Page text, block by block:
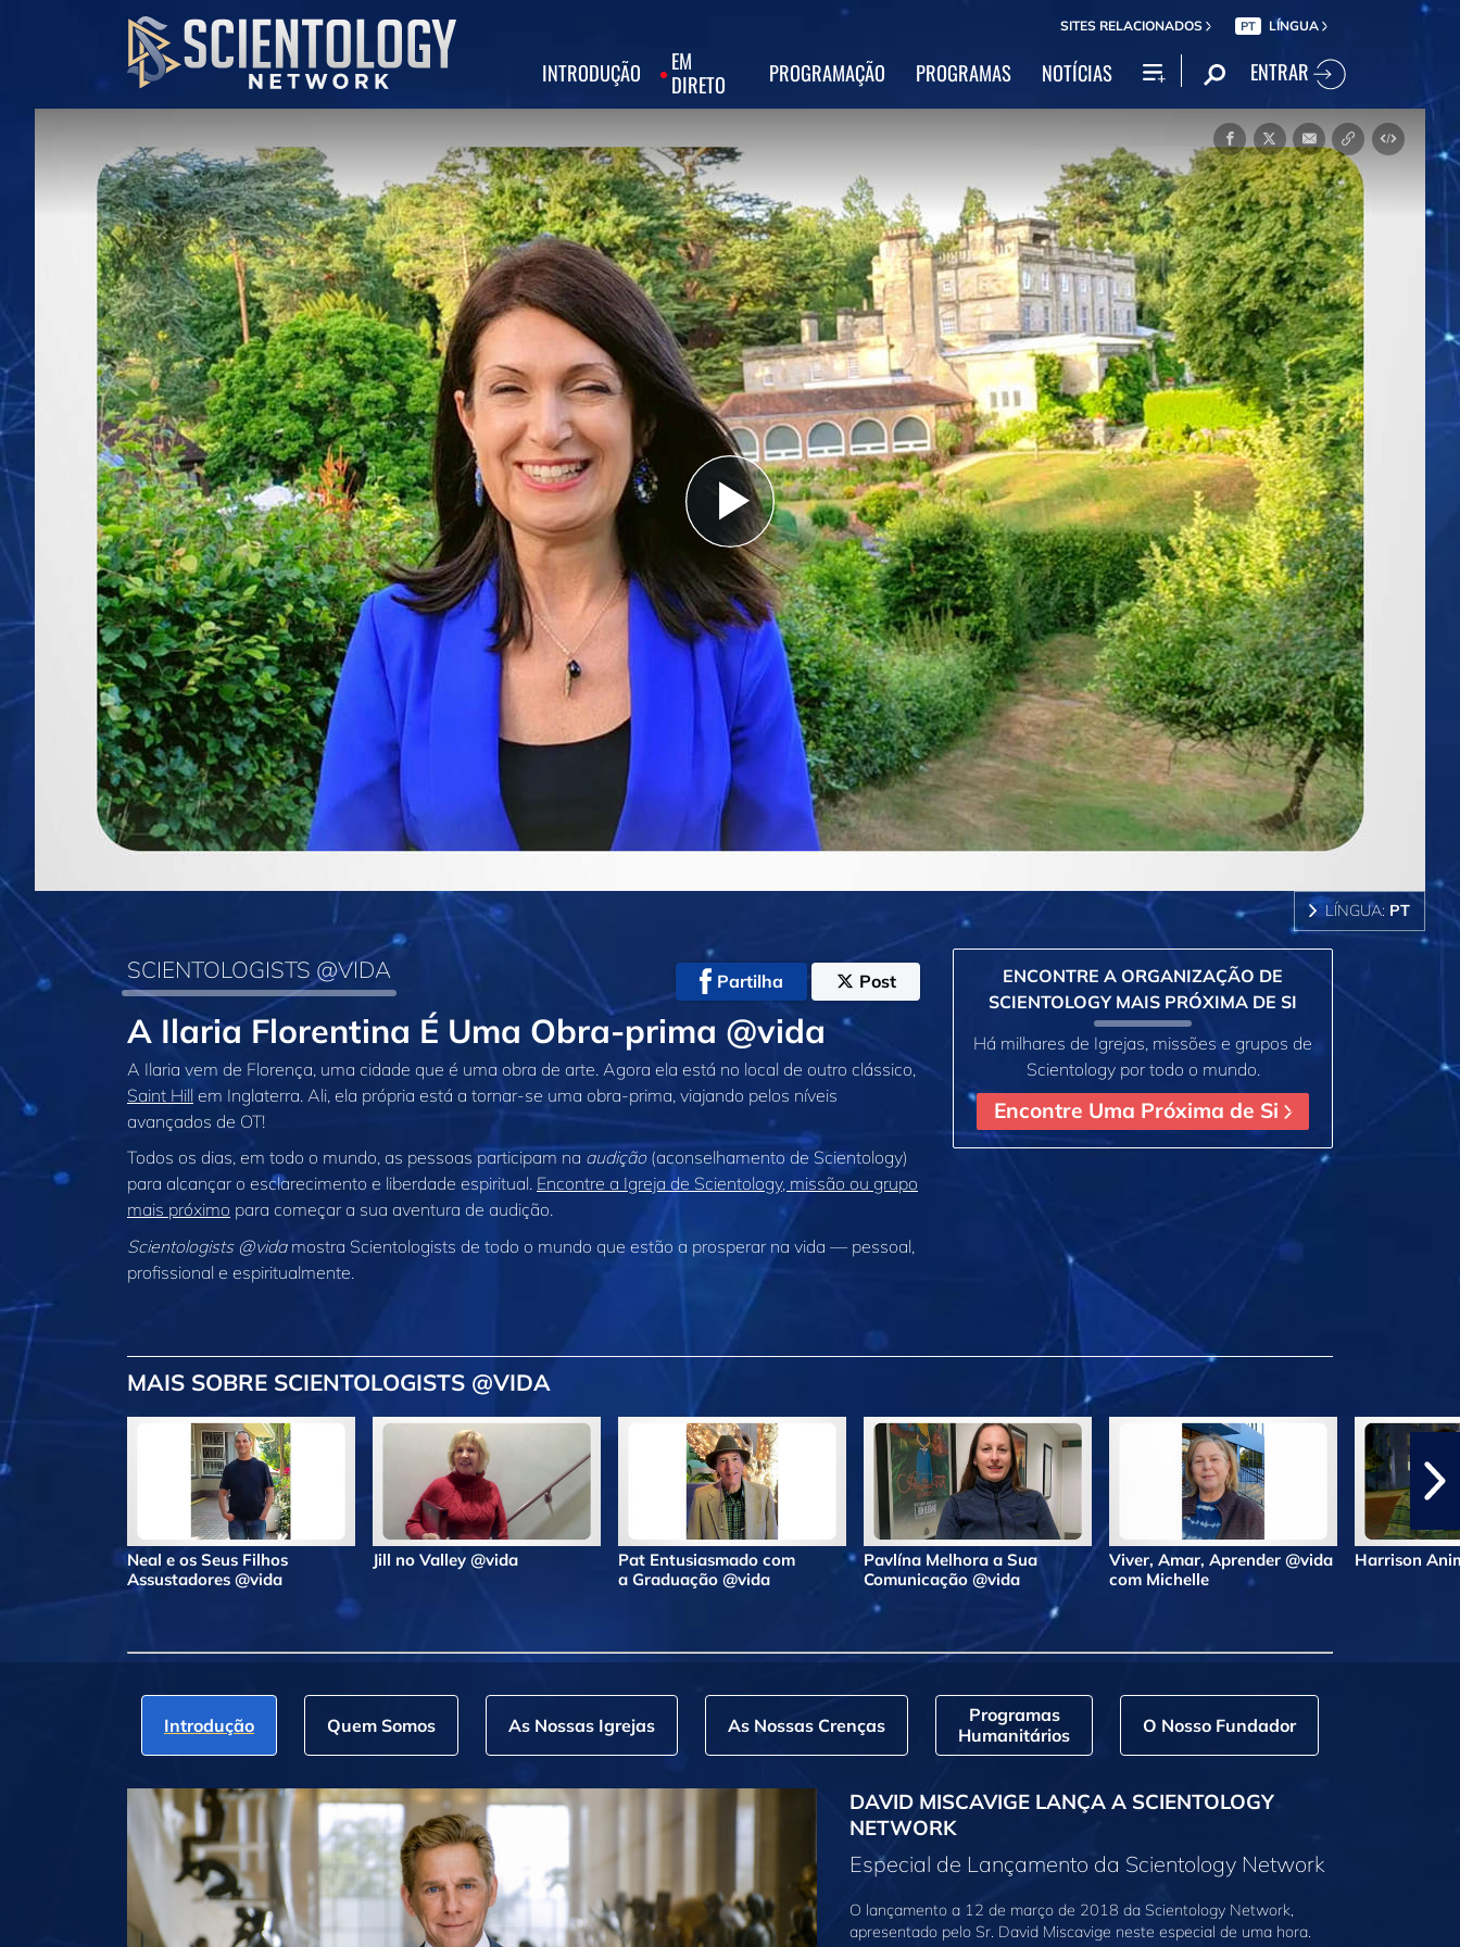
SITES RELACIONADOS PT LÍNGUA
INTRODUÇÃO
EM
DIRETO
PROGRAMAÇÃO PROGRAMAS NOTÍCIAS ENTRAR
Play
Video
LÍNGUA: PT
SCIENTOLOGISTS @VIDA Partilha Post
A Ilaria Florentina É Uma Obra‑prima @vida
A Ilaria vem de Florença, uma cidade que é uma obra de arte. Agora ela está no local de outro clássico,
Saint Hill em Inglaterra. Ali, ela própria está a tornar‑se uma obra‑prima, viajando pelos níveis
avançados de OT!
Todos os dias, em todo o mundo, as pessoas participam na audição(aconselhamento de Scientology)
para alcançar o esclarecimento e liberdade espiritual. Encontre a Igreja de Scientology, missão ou grupo
mais próximo para começar a sua aventura de audição.
Scientologists @vidamostra Scientologists de todo o mundo que estão a prosperar na vida — pessoal,
profissional e espiritualmente.
ENCONTRE A ORGANIZAÇÃO DE
SCIENTOLOGY MAIS PRÓXIMA DE SI
Há milhares de Igrejas, missões e grupos de
Scientology por todo o mundo.
Encontre Uma Próxima de Si
MAIS SOBRE SCIENTOLOGISTS @VIDA
Neal e os Seus Filhos
Assustadores @vida
Jill no Valley @vida
Pat Entusiasmado com
a Graduação @vida
Pavlína Melhora a Sua
Comunicação @vida
Viver, Amar, Aprender @vida
com Michelle
Harrison
Introdução Quem Somos As Nossas Igrejas As Nossas Crenças
Programas
Humanitários
O Nosso Fundador
DAVID MISCAVIGE LANÇA A SCIENTOLOGY
NETWORK
Especial de Lançamento da Scientology Network
O lançamento a 12 de março de 2018 da Scientology Network,
apresentado pelo Sr. David Miscavige neste especial de uma hora.